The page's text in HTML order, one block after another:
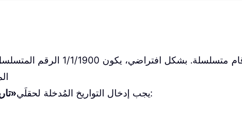
2. يجب إدخال التواريخ المُدخلة لحقلَيعلى النحو التالي: